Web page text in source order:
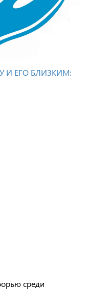
И ЕГО БЛИЗКИМ:
среди